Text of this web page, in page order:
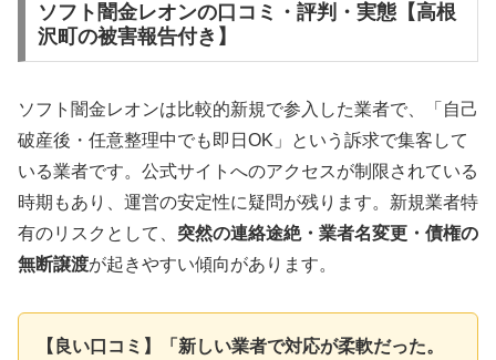
ソフト闇金レオンの口コミ・評判・実態【高根
沢町の被害報告付き】
ソフト闇金レオンは比較的新規で参入した業者で、「自己
破産後・任意整理中でも即日OK」という訴求で集客して
いる業者です。公式サイトへのアクセスが制限されている
時期もあり、運営の安定性に疑問が残ります。新規業者特
有のリスクとして、 突然の連絡途絶・業者名変更・債権の
無断譲渡が起きやすい傾向があります。
【良い口コミ】「新しい業者で対応が柔軟だった。